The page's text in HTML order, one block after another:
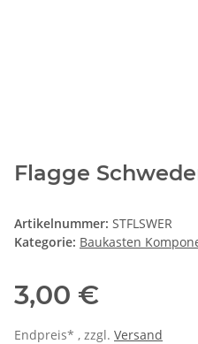
Flagge
Artikelnummer: STFLSWER
Kategorie: Baukasten
3,00 €
Endpreis* , zzgl. Versand